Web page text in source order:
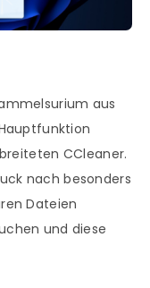
aus
CCleaner.
nach besonders
Dateien
und diese